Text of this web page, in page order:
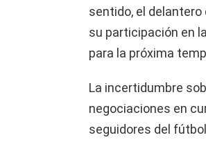
sentido, el
su participación en
para la próxima
La incertidumbre
negociaciones en
seguidores del